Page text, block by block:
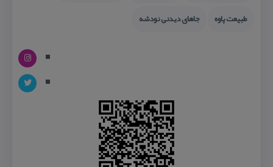
طبیعت پاوه
جاهای دیدنی نودشه